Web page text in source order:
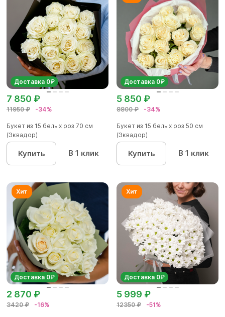
Доставка 0₽
11950 ₽ -34%
7 850 ₽
Букет из 15 белых роз 70 см
(Эквадор)
Купить В 1 клик
Доставка 0₽
8800 ₽ -34%
5 850 ₽
Букет из 15 белых роз 50 см
(Эквадор)
Купить В 1 клик
Доставка 0₽
3420 ₽ -16%
2 870 ₽
Доставка 0₽
12350 ₽ -51%
5 999 ₽